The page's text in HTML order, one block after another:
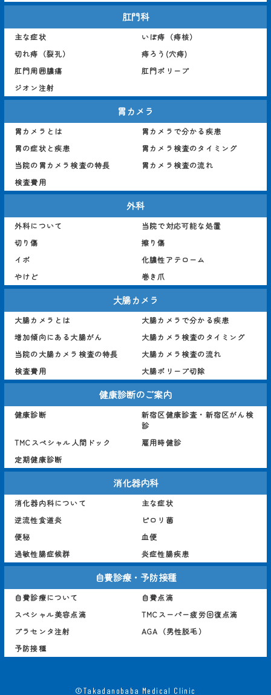
肛門科
主な症状
いぼ痔（痔核）
切れ痔（裂孔）
痔ろう(穴痔)
肛門周囲膿瘍
肛門ポリープ
ジオン注射
胃カメラ
胃カメラとは
胃カメラで分かる疾患
胃の症状と疾患
胃カメラ検査のタイミング
当院の胃カメラ検査の特長
胃カメラ検査の流れ
検査費用
外科
外科について
当院で対応可能な処置
切り傷
擦り傷
イボ
化膿性アテローム
やけど
巻き爪
大腸カメラ
大腸カメラとは
大腸カメラで分かる疾患
増加傾向にある大腸がん
大腸カメラ検査のタイミング
当院の大腸カメラ検査の特長
大腸カメラ検査の流れ
検査費用
大腸ポリープ切除
健康診断のご案内
健康診断
新宿区健康診査・新宿区がん検
診
TMCスペシャル人間ドック
雇用時健診
定期健康診断
消化器内科
消化器内科について
主な症状
逆流性食道炎
ピロリ菌
便秘
血便
過敏性腸症候群
炎症性腸疾患
自費診療・予防接種
自費診療について
自費点滴
スペシャル美容点滴
TMCスーパー疲労回復点滴
プラセンタ注射
AGA（男性脱毛）
予防接種
©Takadanobaba Medical Clinic